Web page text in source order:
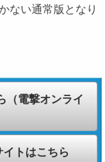
ない通常版となり
（電撃オンライ
トはこちら